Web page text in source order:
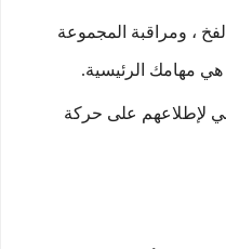
، ومراقبة المجموعة
هي مهامك الرئيسية.
لإطلاعهم على حركة